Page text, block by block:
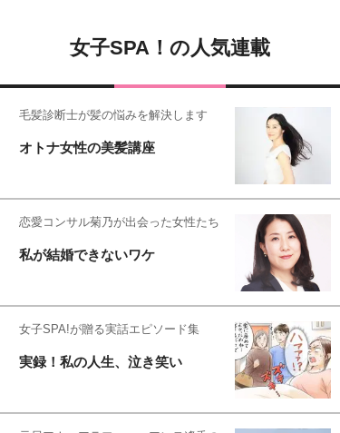
女子SPA！の人気連載
毛髪診断士が髪の悩みを解決します
オトナ女性の美髪講座
恋愛コンサル菊乃が出会った女性たち
私が結婚できないワケ
女子SPA!が贈る実話エピソード集
実録！私の人生、泣き笑い